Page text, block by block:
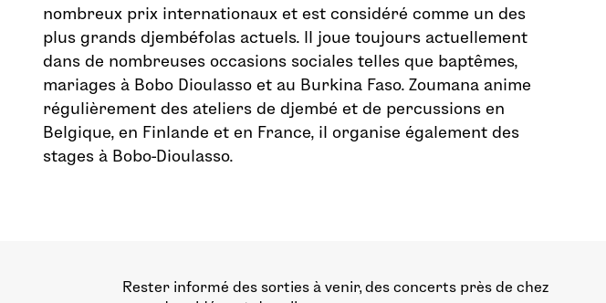
nombreux prix internationaux et est considéré comme un des
plus grands djembéfolas actuels. Il joue toujours actuellement
dans de nombreuses occasions sociales telles que baptêmes,
mariages à Bobo Dioulasso et au Burkina Faso. Zoumana anime
régulièrement des ateliers de djembé et de percussions en
Belgique, en Finlande et en France, il organise également des
stages à Bobo-Dioulasso.
Rester informé des sorties à venir, des concerts près de chez